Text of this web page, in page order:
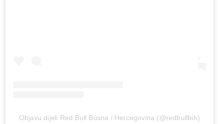
Objavu dijeli Red Bull Bosna i Hercegovina (@redbullbih)